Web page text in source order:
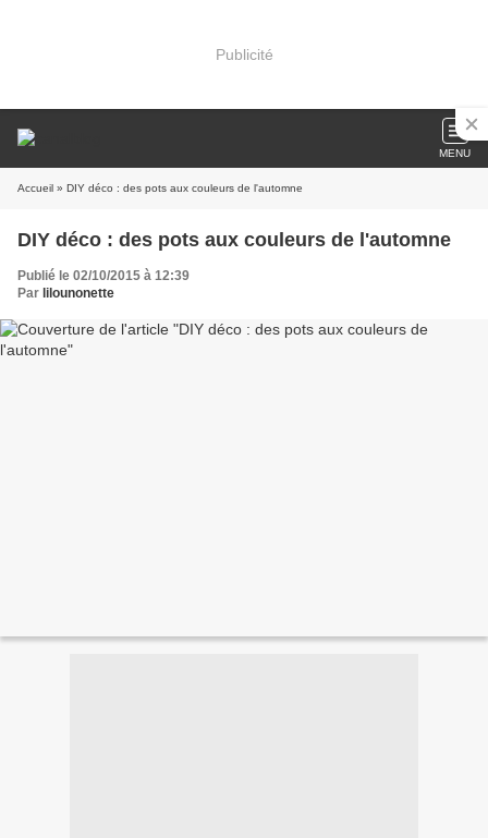
Publicité
MENU
Accueil » DIY déco : des pots aux couleurs de l'automne
DIY déco : des pots aux couleurs de l'automne
Publié le 02/10/2015 à 12:39
Par lilounonette